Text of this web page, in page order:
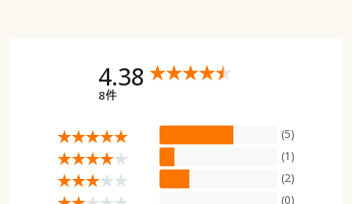
4.38
8件
(5)
(1)
(2)
(0)